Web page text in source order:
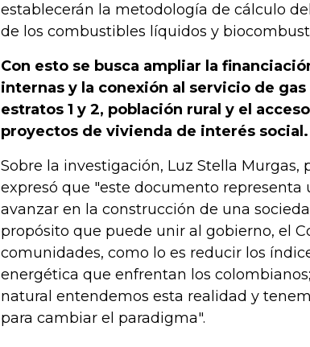
establecerán la metodología de cálculo
de los combustibles líquidos y
Con esto se busca ampliar la
internas y la conexión al servicio de
estratos 1 y 2, población rural y el
proyectos de vivienda de interés social.
Sobre la investigación, Luz Stella Murgas,
expresó que "este documento representa
avanzar en la construcción de una
propósito que puede unir al gobierno, el
comunidades, como lo es reducir los
energética que enfrentan los
natural entendemos esta realidad y
para cambiar el paradigma".